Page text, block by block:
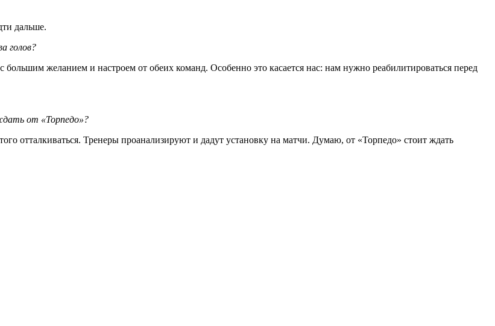
дальше.
голов?
желанием и настроем от обеих команд. Особенно это касается нас: нам нужно реабилитироваться перед
от «Торпедо»?
отталкиваться. Тренеры проанализируют и дадут установку на матчи. Думаю, от «Торпедо» стоит ждать